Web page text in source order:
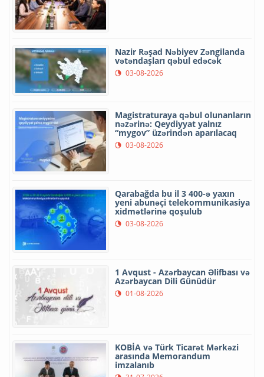
Nazir Rəşad Nəbiyev Zəngilanda
vətəndaşları qəbul edəcək
03-08-2026
Magistraturaya qəbul olunanların
nəzərinə: Qeydiyyat yalnız
“mygov” üzərindən aparılacaq
03-08-2026
Qarabağda bu il 3 400-ə yaxın
yeni abunəçi telekommunikasiya
xidmətlərinə qoşulub
03-08-2026
1 Avqust - Azərbaycan Əlifbası və
Azərbaycan Dili Günüdür
01-08-2026
KOBİA və Türk Ticarət Mərkəzi
arasında Memorandum
imzalanıb